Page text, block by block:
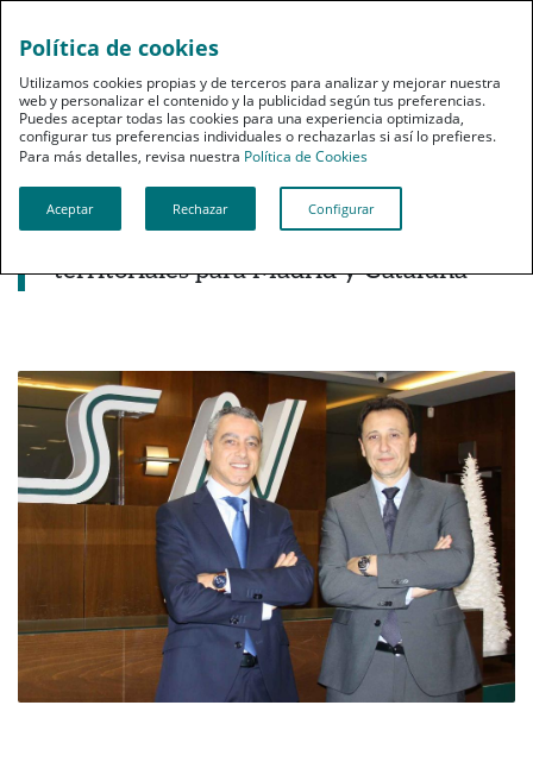
Noticias destacadas
PSN incorpora a dos nuevos directores
territoriales para Madrid y Cataluña
Política de cookies
Utilizamos cookies propias y de terceros para analizar y mejorar nuestra
web y personalizar el contenido y la publicidad según tus preferencias.
Puedes aceptar todas las cookies para una experiencia optimizada,
configurar tus preferencias individuales o rechazarlas si así lo prefieres.
Para más detalles, revisa nuestra Política de Cookies
Aceptar Rechazar Configurar